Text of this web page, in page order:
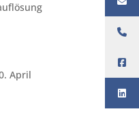
April